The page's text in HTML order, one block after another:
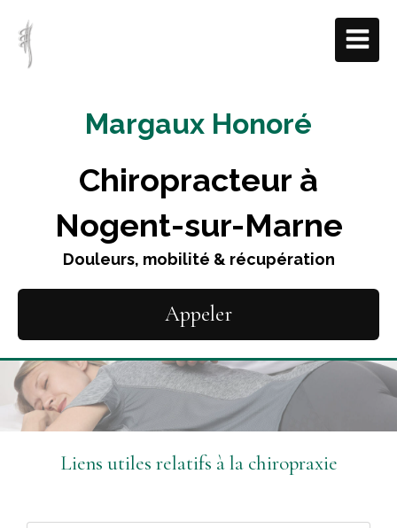
Margaux Honoré
Chiropracteur à
Nogent-sur-Marne
Douleurs, mobilité & récupération
Appeler
Liens utiles relatifs à la chiropraxie